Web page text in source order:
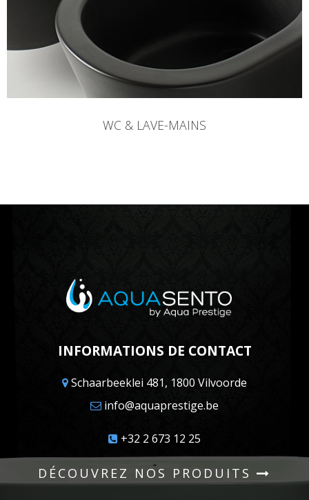
WC & LAVE-MAINS
INFORMATIONS DE CONTACT
Schaarbeeklei 481, 1800 Vilvoorde
info@aquaprestige.be
+32 2 673 12 25
DÉCOUVREZ NOS PRODUITS